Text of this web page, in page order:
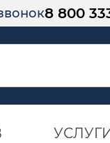
8 800
УСЛУГИ